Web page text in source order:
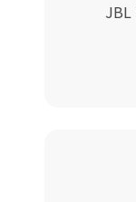
JBL